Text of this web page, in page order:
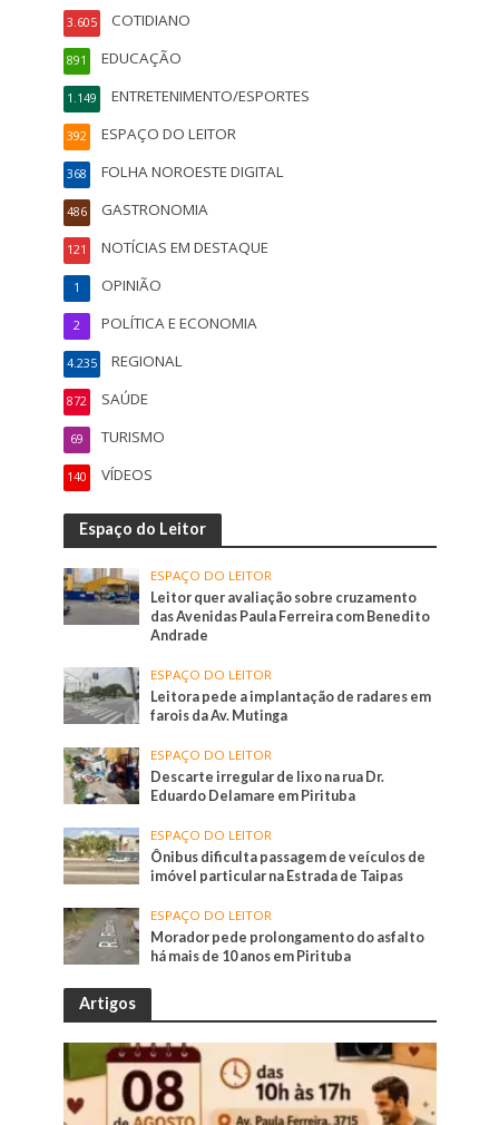
COTIDIANO
3.605
EDUCAÇÃO
891
ENTRETENIMENTO/ESPORTES
1.149
ESPAÇO DO LEITOR
392
FOLHA NOROESTE DIGITAL
368
GASTRONOMIA
486
NOTÍCIAS EM DESTAQUE
121
OPINIÃO
1
POLÍTICA E ECONOMIA
2
REGIONAL
4.235
SAÚDE
872
TURISMO
69
VÍDEOS
140
Espaço do Leitor
ESPAÇO DO LEITOR
Leitor quer avaliação sobre cruzamento
das Avenidas Paula Ferreira com Benedito
Andrade
ESPAÇO DO LEITOR
Leitora pede a implantação de radares em
farois da Av. Mutinga
ESPAÇO DO LEITOR
Descarte irregular de lixo na rua Dr.
Eduardo Delamare em Pirituba
ESPAÇO DO LEITOR
Ônibus dificulta passagem de veículos de
imóvel particular na Estrada de Taipas
ESPAÇO DO LEITOR
Morador pede prolongamento do asfalto
há mais de 10 anos em Pirituba
Artigos